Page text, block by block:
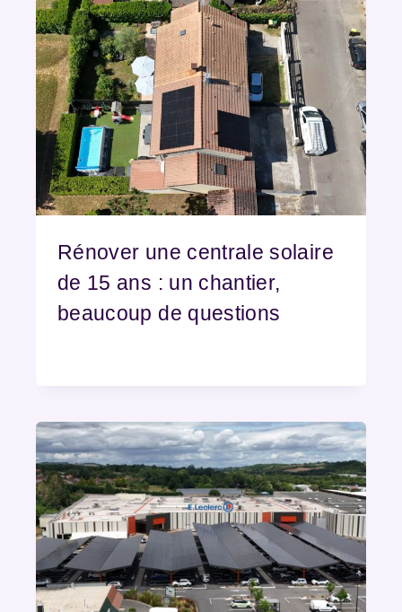
Rénover une centrale solaire
de 15 ans : un chantier,
beaucoup de questions